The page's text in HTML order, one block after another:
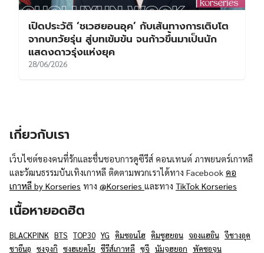
เปิดประวัติ ‘ชเวฮยอนอุค’ กับเส้นทางการเติบโต
จากบทวัยรุ่น สู่บทเข้มข้น จนก้าวขึ้นมาเป็นนัก
แสดงดาวรุ่งแห่งยุค
28/06/2026
เกี่ยวกับเรา
เว็บไซต์ของคนที่รักและชื่นชอบการดูซีรีส์ คอนเทนต์ ภาพยนตร์เกาหลี
และวัฒนธรรมบันเทิงเกาหลี ติดตามพวกเราได้ทาง Facebook คอ
เกาหลี by Korseries ทาง @Korseries และทาง TikTok Korseries
เนื้อหายอดฮิต
BLACKPINK BTS TOP30 YG คิมซอนโฮ คิมซูฮยอน จองแฮอิน จีชางอุค
ชาอึนอู ซงจุงกิ ซงฮเยคโย ซีรีส์เกาหลี ซูจี นัมจูฮยอก พัคซอจุน